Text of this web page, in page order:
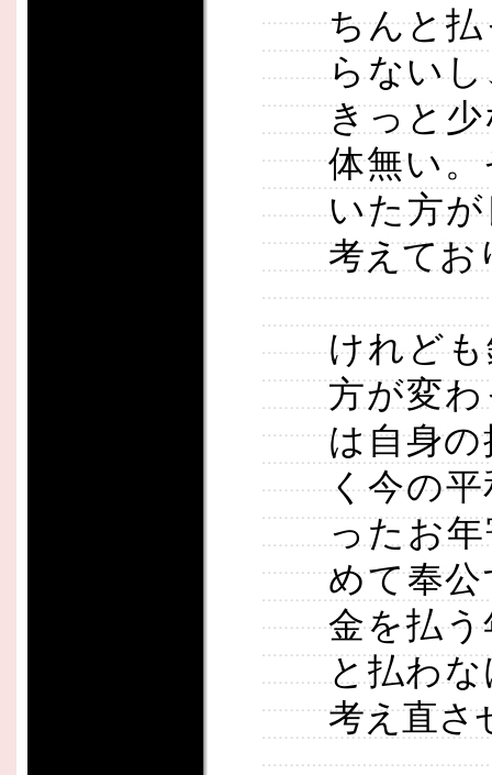
ちんと
らない
きっと
体無い
いた方
考えてお
けれど
方が変
は自身
く今の
ったお
めて奉
金を払
と払わ
考え直さ